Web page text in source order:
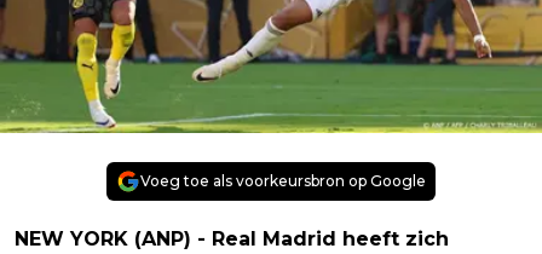
Voeg toe als voorkeursbron op Google
NEW YORK (ANP) - Real Madrid heeft zich